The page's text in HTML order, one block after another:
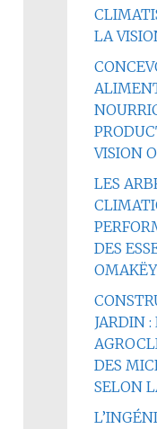
LA
VISION
LES
DES
JARDIN
DES
SELON